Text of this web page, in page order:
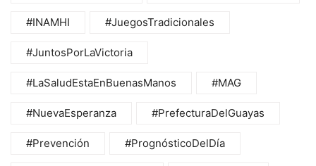
#INAMHI #JuegosTradicionales
#JuntosPorLaVictoria
#LaSaludEstaEnBuenasManos #MAG
#NuevaEsperanza #PrefecturaDelGuayas
#Prevención #PrognósticoDelDía